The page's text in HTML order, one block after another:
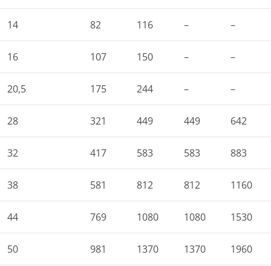
14 82 116 – –
16 107 150 – –
20,5 175 244 – –
28 321 449 449 642
32 417 583 583 883
38 581 812 812 1160
44 769 1080 1080 1530
50 981 1370 1370 1960